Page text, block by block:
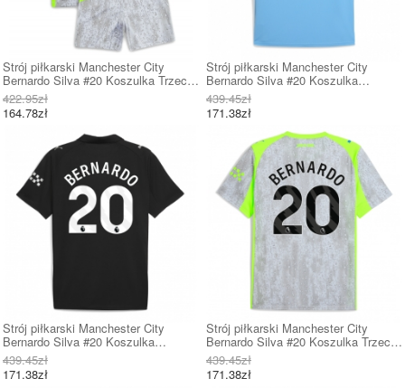
Strój piłkarski Manchester City
Bernardo Silva #20 Koszulka Trzeciej
dziecięce 2025-26 Krótki Rękaw (+
Krótkie spodenki)
422.95zł
164.78zł
Strój piłkarski Manchester City
Bernardo Silva #20 Koszulka
Podstawowej 2025-26 Krótki Rękaw
439.45zł
171.38zł
Strój piłkarski Manchester City
Bernardo Silva #20 Koszulka
Wyjazdowej 2025-26 Krótki Rękaw
439.45zł
171.38zł
Strój piłkarski Manchester City
Bernardo Silva #20 Koszulka Trzeciej
2025-26 Krótki Rękaw
439.45zł
171.38zł